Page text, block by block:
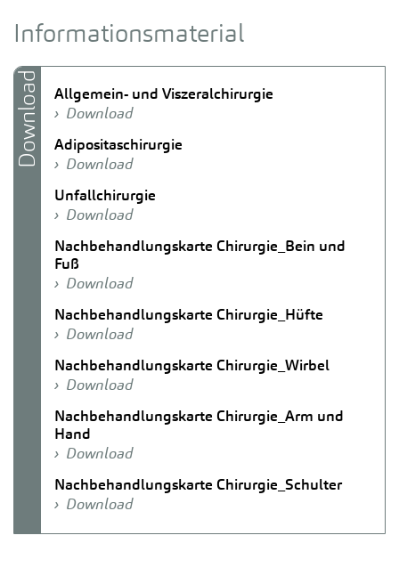
Informationsmaterial
Download
Allgemein- und Viszeralchirurgie
Download
Adipositaschirurgie
Download
Unfallchirurgie
Download
Nachbehandlungskarte Chirurgie_Bein und
Fuß
Download
Nachbehandlungskarte Chirurgie_Hüfte
Download
Nachbehandlungskarte Chirurgie_Wirbel
Download
Nachbehandlungskarte Chirurgie_Arm und
Hand
Download
Nachbehandlungskarte Chirurgie_Schulter
Download